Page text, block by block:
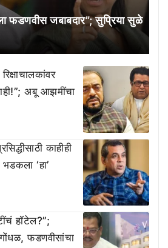
फडणवीस जबाबदार”; सुप्रिया सुळे
अबू आझमींचा
काहीही
‘हा’
हॉटेल?”;
फडणवीसांचा